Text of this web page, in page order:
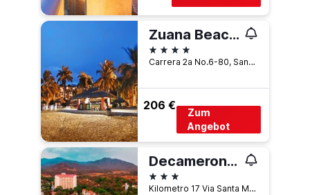
Zuana Beach Resort
4 Sterne
Carrera 2a No.6-80, Santa Marta, Kolumbien
206 €
Zum
Angebot
Decameron Galeon
3 Sterne
Kilometro 17 Via Santa Marta-Cienaga, Santa Marta, Kolumbien